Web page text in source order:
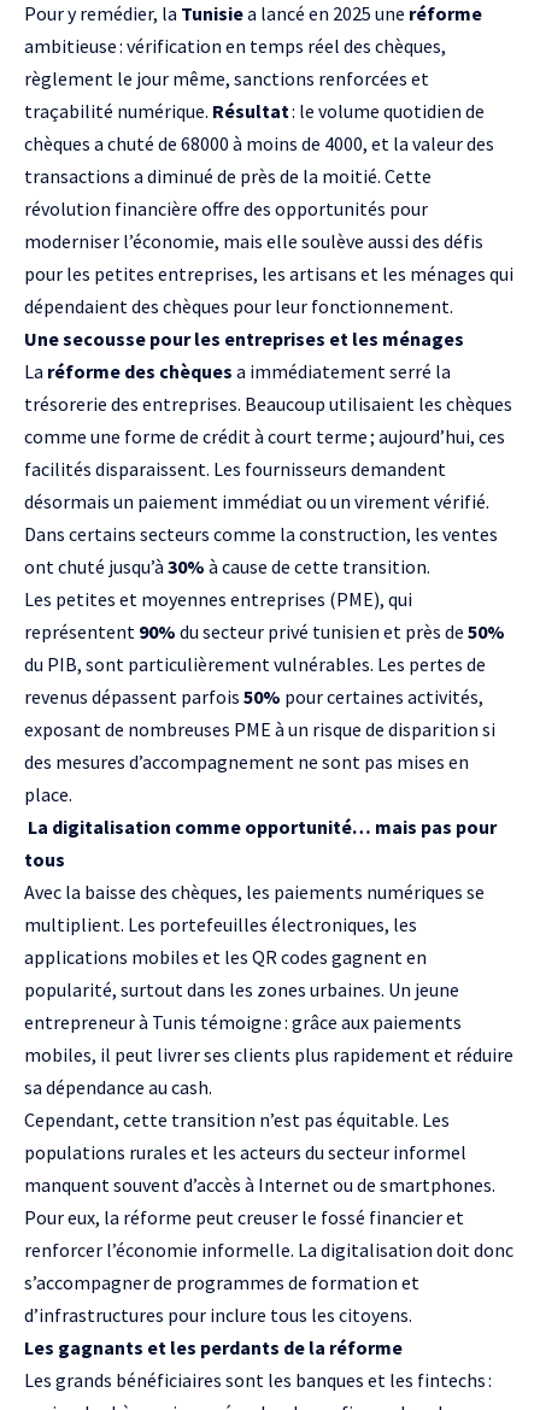
Pour y remédier, la Tunisiea lancé en 2025 une réforme
ambitieuse : vérification en temps réel des chèques,
règlement le jour même, sanctions renforcées et
traçabilité numérique. Résultat: le volume quotidien de
chèques a chuté de 68000 à moins de 4000, et la valeur des
transactions a diminué de près de la moitié. Cette
révolution financière offre des opportunités pour
moderniser l’économie, mais elle soulève aussi des défis
pour les petites entreprises, les artisans et les ménages qui
dépendaient des chèques pour leur fonctionnement.
Une secousse pour les entreprises et les ménages
La réforme des chèques a immédiatement serré la
trésorerie des entreprises. Beaucoup utilisaient les chèques
comme une forme de crédit à court terme ; aujourd’hui, ces
facilités disparaissent. Les fournisseurs demandent
désormais un paiement immédiat ou un virement vérifié.
Dans certains secteurs comme la construction, les ventes
ont chuté jusqu’à 30% à cause de cette transition.
Les petites et moyennes entreprises (PME), qui
représentent 90% du secteur privé tunisien et près de 50%
du PIB, sont particulièrement vulnérables. Les pertes de
revenus dépassent parfois 50% pour certaines activités,
exposant de nombreuses PME à un risque de disparition si
des mesures d’accompagnement ne sont pas mises en
place.
La digitalisation comme opportunité… mais pas pour
tous
Avec la baisse des chèques, les paiements numériques se
multiplient. Les portefeuilles électroniques, les
applications mobiles et les QR codes gagnent en
popularité, surtout dans les zones urbaines. Un jeune
entrepreneur à Tunis témoigne : grâce aux paiements
mobiles, il peut livrer ses clients plus rapidement et réduire
sa dépendance au cash.
Cependant, cette transition n’est pas équitable. Les
populations rurales et les acteurs du secteur informel
manquent souvent d’accès à Internet ou de smartphones.
Pour eux, la réforme peut creuser le fossé financier et
renforcer l’économie informelle. La digitalisation doit donc
s’accompagner de programmes de formation et
d’infrastructures pour inclure tous les citoyens.
Les gagnants et les perdants de la réforme
Les grands bénéficiaires sont les banques et les fintechs :